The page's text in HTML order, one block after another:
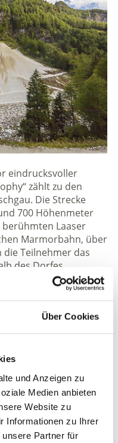
Über Cookies
und Anzeigen zu
Medien anbieten
Website zu
Informationen zu Ihrer
Partner für
eindrucksvoller
zählt zu den
Die Strecke
700 Höhenmeter
berühmten Laaser
Marmorbahn, über
die Teilnehmer das
des Dorfes.
Kategorien: einen
und Runcard-
Wanderlauf ohne
um 16:00 Uhr in der
Weitere